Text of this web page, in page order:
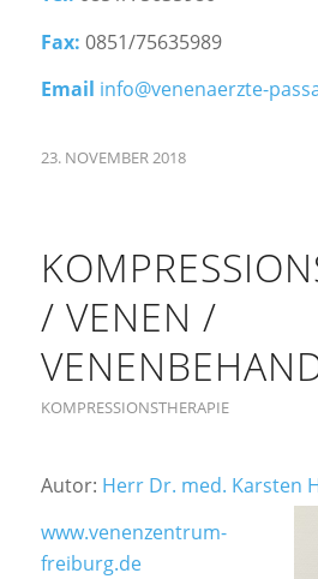
Fax: 0851/75635989
Email info@venenaerzte-
23. NOVEMBER 2018
/ VENEN /
KOMPRESSIONSTHERAPIE
Autor: Herr Dr. med. Karsten
www.venenzentrum-
freiburg.de